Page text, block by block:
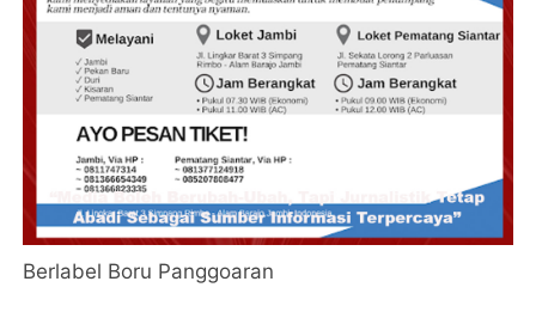
Berlabel Boru Panggoaran